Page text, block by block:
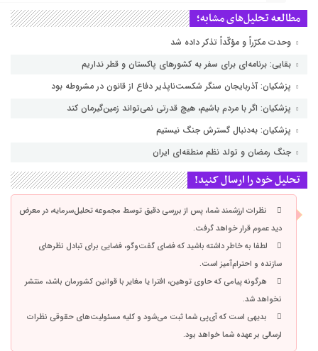
مطالعه تحلیل‌های مشابه؛
وحدت مکرّراً و مؤکّداً تذکر داده شد
بقایی: برنامه‌ای برای سفر به کشورهای پاکستان و قطر نداریم
پزشکیان: آذربایجان سنگر شکست‌ناپذیر دفاع از قانون در مشروطه بود
پزشکیان: اگر با مردم باشیم، هیچ قدرتی نمی‌تواند زمین‌گیرمان کند
پزشکیان: به‌دنبال گسترش جنگ نیستیم
جنگ رمضان و تولد نظم منطقه‌ای ایران
تحلیل خود را ارسال کنید!
نظرات ارزشمند شما، پس از بررسی دقیق توسط مجموعه تحلیل‌سرمایه، در معرض
دید عموم قرار خواهد گرفت.
لطفا به خاطر داشته باشید که فضای گفت‌وگو، فضایی برای تبادل نظرهای
سازنده و احترام‌آمیز است.
هرگونه پیامی که حاوی توهین، افترا یا مغایر با قوانین کشورمان باشد، منتشر
نخواهد شد.
بدیهی است که آی‌پی شما ثبت می‌شود و کلیه مسئولیت‌های حقوقی نظرات
ارسالی بر عهده شما خواهد بود.